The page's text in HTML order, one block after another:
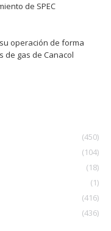
de SPEC
operación de forma
de gas de Canacol
(450)
(104)
(18)
(1)
(416)
(436)